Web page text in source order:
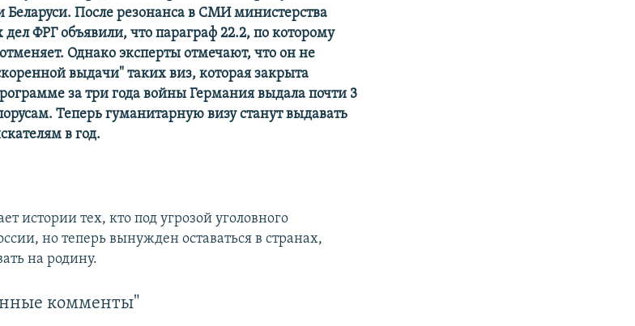
Беларуси. После резонанса в СМИ министерства
ФРГ объявили, что параграф 22.2, по которому
Однако эксперты отмечают, что он не
выдачи" таких виз, которая закрыта
за три года войны Германия выдала почти 3
Теперь гуманитарную визу станут выдавать
в год.
истории тех, кто под угрозой уголовного
но теперь вынужден оставаться в странах,
на родину.
комменты"